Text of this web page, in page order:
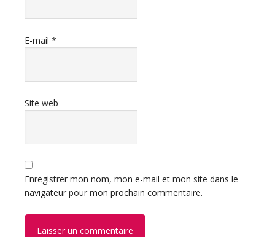
E-mail *
Site web
Enregistrer mon nom, mon e-mail et mon site dans le
navigateur pour mon prochain commentaire.